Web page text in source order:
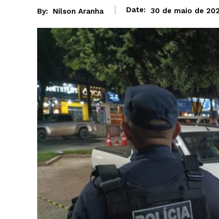
By: Nilson Aranha Date: 30 de maio de